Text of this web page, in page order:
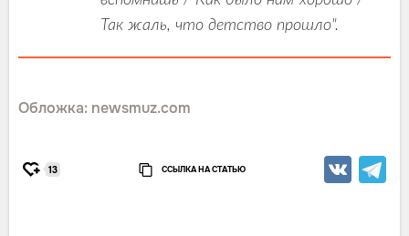
Так жаль, что детство прошло".
Обложка: newsmuz.com
13 ССЫЛКА НА СТАТЬЮ